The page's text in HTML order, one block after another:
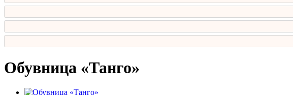
Обувница «Танго»